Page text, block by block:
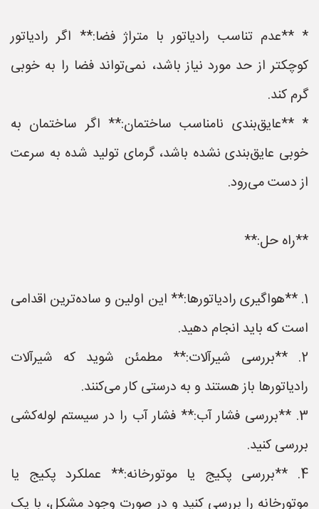
* **عدم تناسب رادیاتور با متراژ فضا:** اگر رادیاتور
کوچکتر از حد مورد نیاز باشد، نمی‌تواند فضا را به خوبی
گرم کند.
* **عایق‌بندی نامناسب ساختمان:** اگر ساختمان به
خوبی عایق‌بندی نشده باشد، گرمای تولید شده به سرعت
از دست می‌رود.
**راه حل:**
1. **هواگیری رادیاتورها:** این اولین و ساده‌ترین اقدامی
است که باید انجام دهید.
2. **بررسی شیرآلات:** مطمئن شوید که شیرآلات
رادیاتورها باز هستند و به درستی کار می‌کنند.
3. **بررسی فشار آب:** فشار آب را در سیستم لوله‌کشی
بررسی کنید.
4. **بررسی پکیج یا موتورخانه:** عملکرد پکیج یا
موتورخانه را بررسی کنید و در صورت وجود مشکل، با یک